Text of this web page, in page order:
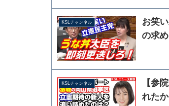
KSLチャンネル
お笑
の求
KSLチャンネル
【参
れた